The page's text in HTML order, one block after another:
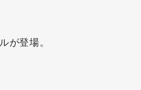
が登場。